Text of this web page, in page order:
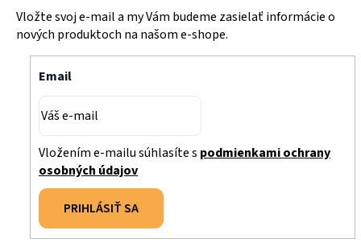
Vložte svoj e-mail a my Vám budeme zasielať informácie o
nových produktoch na našom e-shope.
Email
Vložením e-mailu súhlasíte s podmienkami ochrany
osobných údajov
PRIHLÁSIŤ SA